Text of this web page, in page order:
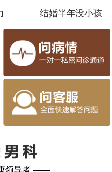
结婚半年没小孩
领导者 ——